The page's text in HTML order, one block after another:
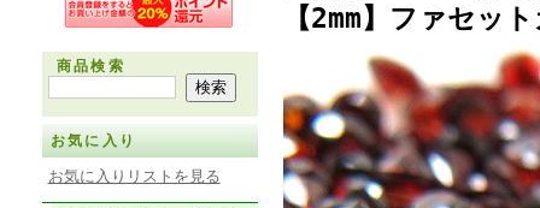
商品検索
お気に入り
お気に入りリストを見る
【2mm】ファセッ